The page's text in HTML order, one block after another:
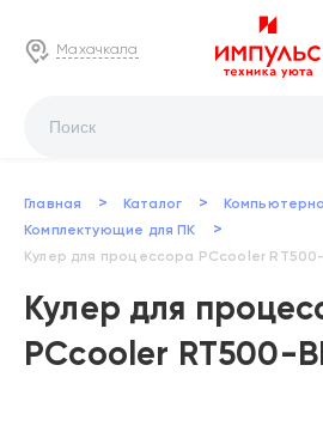
Махачкала
Главная > Каталог >
Комплектующие для ПК >
Кулер для процессора PCcooler RT500-
Кулер для
PCcooler RT500-